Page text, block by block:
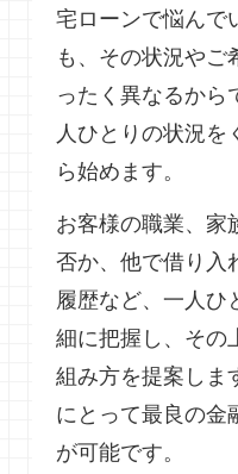
宅ローンで悩んで
も、その状況やご
ったく異なるから
人ひとりの状況を
ら始めます。
お客様の職業、家
否か、他で借り入
履歴など、一人ひ
細に把握し、その
組み方を提案しま
にとって最良の金
が可能です。